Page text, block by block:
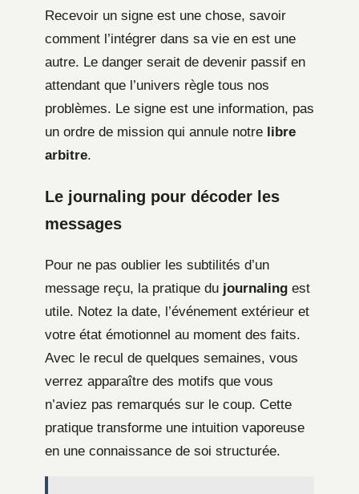
Recevoir un signe est une chose, savoir
comment l’intégrer dans sa vie en est une
autre. Le danger serait de devenir passif en
attendant que l’univers règle tous nos
problèmes. Le signe est une information, pas
un ordre de mission qui annule notre libre
arbitre.
Le journaling pour décoder les
messages
Pour ne pas oublier les subtilités d’un
message reçu, la pratique du journaling est
utile. Notez la date, l’événement extérieur et
votre état émotionnel au moment des faits.
Avec le recul de quelques semaines, vous
verrez apparaître des motifs que vous
n’aviez pas remarqués sur le coup. Cette
pratique transforme une intuition vaporeuse
en une connaissance de soi structurée.